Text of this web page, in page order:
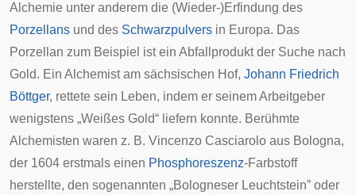
Alchemie unter anderem die (Wieder-)Erfindung des
Porzellans und des Schwarzpulvers in Europa. Das
Porzellan zum Beispiel ist ein Abfallprodukt der Suche nach
Gold. Ein Alchemist am sächsischen Hof, Johann Friedrich
Böttger, rettete sein Leben, indem er seinem Arbeitgeber
wenigstens „Weißes Gold“ liefern konnte. Berühmte
Alchemisten waren z. B. Vincenzo Casciarolo aus Bologna,
der 1604 erstmals einen Phosphoreszenz-Farbstoff
herstellte, den sogenannten „Bologneser Leuchtstein” oder